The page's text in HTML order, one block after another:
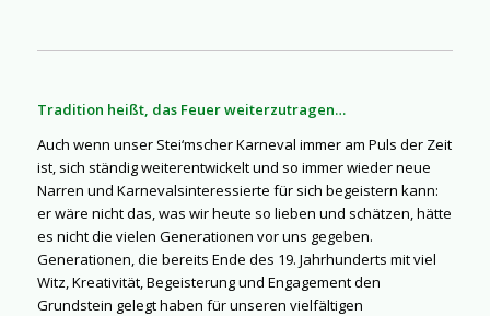
Tradition heißt, das Feuer weiterzutragen…
Auch wenn unser Stei‘mscher Karneval immer am Puls der Zeit
ist, sich ständig weiterentwickelt und so immer wieder neue
Narren und Karnevalsinteressierte für sich begeistern kann:
er wäre nicht das, was wir heute so lieben und schätzen, hätte
es nicht die vielen Generationen vor uns gegeben.
Generationen, die bereits Ende des 19. Jahrhunderts mit viel
Witz, Kreativität, Begeisterung und Engagement den
Grundstein gelegt haben für unseren vielfältigen